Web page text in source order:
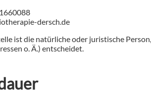
dersch.de
ist die natürliche oder juristische
o. Ä.) entscheidet.